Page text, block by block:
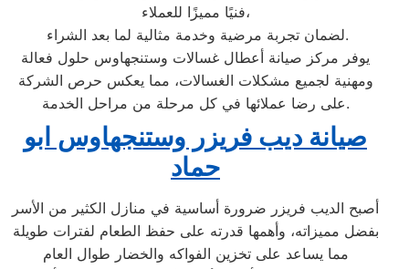
فنيًا مميزًا للعملاء،
لضمان تجربة مرضية وخدمة مثالية لما بعد الشراء.
يوفر مركز صيانة أعطال غسالات وستنجهاوس حلول فعالة
ومهنية لجميع مشكلات الغسالات، مما يعكس حرص الشركة
على رضا عملائها في كل مرحلة من مراحل الخدمة.
صيانة ديب فريزر وستنجهاوس ابو
حماد
أصبح الديب فريزر ضرورة أساسية في منازل الكثير من الأسر
بفضل مميزاته، وأهمها قدرته على حفظ الطعام لفترات طويلة
مما يساعد على تخزين الفواكه والخضار طوال العام